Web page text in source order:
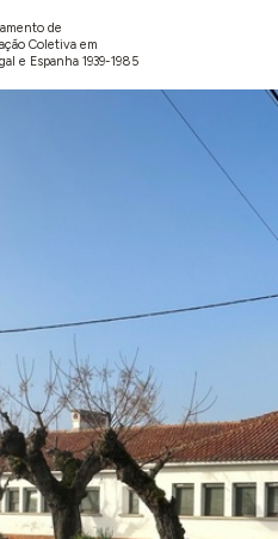
de
Coletiva em
e Espanha 1939-1985